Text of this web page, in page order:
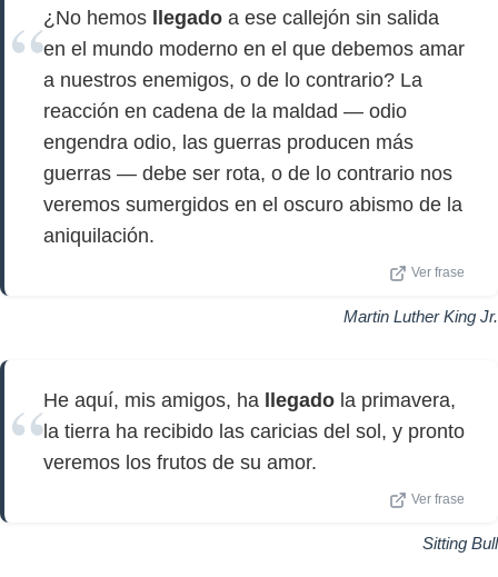
¿No hemos llegado a ese callejón sin salida
en el mundo moderno en el que debemos amar
a nuestros enemigos, o de lo contrario? La
reacción en cadena de la maldad — odio
engendra odio, las guerras producen más
guerras — debe ser rota, o de lo contrario nos
veremos sumergidos en el oscuro abismo de la
aniquilación.
Ver frase
Martin Luther King Jr.
He aquí, mis amigos, ha llegado la primavera,
la tierra ha recibido las caricias del sol, y pronto
veremos los frutos de su amor.
Ver frase
Sitting Bull